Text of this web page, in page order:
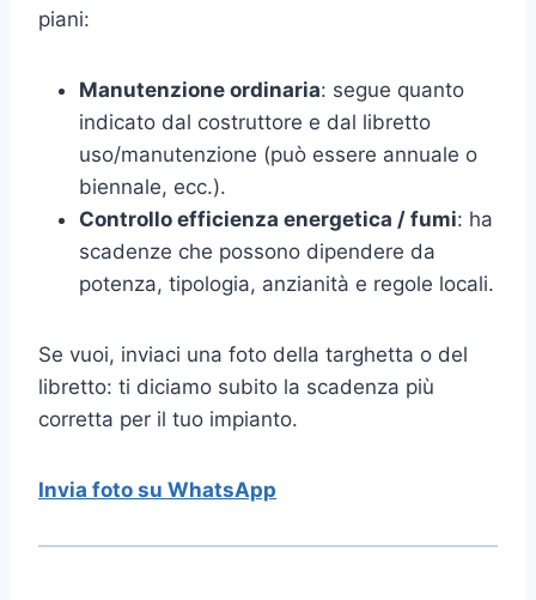
piani:
Manutenzione ordinaria: segue quanto
indicato dal costruttore e dal libretto
uso/manutenzione (può essere annuale o
biennale, ecc.).
Controllo efficienza energetica / fumi: ha
scadenze che possono dipendere da
potenza, tipologia, anzianità e regole locali.
Se vuoi, inviaci una foto della targhetta o del
libretto: ti diciamo subito la scadenza più
corretta per il tuo impianto.
Invia foto su WhatsApp